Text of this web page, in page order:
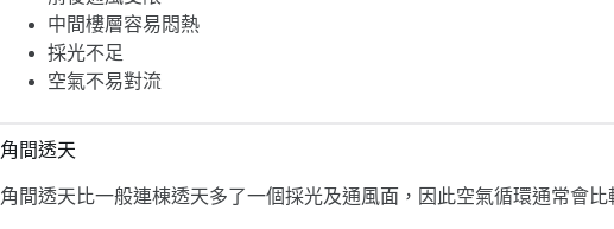
中間樓層容易悶熱
採光不足
空氣不易對流
角間透天
角間透天比一般連棟透天多了一個採光及通風面，因此空氣循環通常會